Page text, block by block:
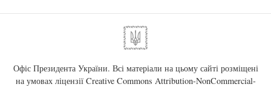
Офіс Президента України. Всі матеріали на цьому сайті розміщені
на умовах ліцензії Creative Commons Attribution-NonCommercial-